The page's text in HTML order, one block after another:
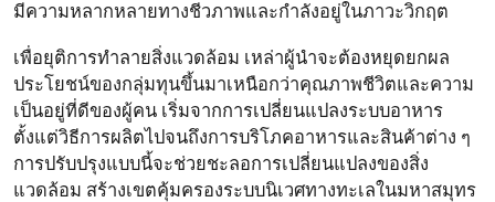
มีความหลากหลายทางชีวภาพและกำลังอยู่ในภาวะวิกฤต
เพื่อยุติการทำลายสิ่งแวดล้อม เหล่าผู้นำจะต้องหยุดยกผล
ประโยชน์ของกลุ่มทุนขึ้นมาเหนือกว่าคุณภาพชีวิตและความ
เป็นอยู่ที่ดีของผู้คน เริ่มจากการเปลี่ยนแปลงระบบอาหาร
ตั้งแต่วิธีการผลิตไปจนถึงการบริโภคอาหารและสินค้าต่าง ๆ
การปรับปรุงแบบนี้จะช่วยชะลอการเปลี่ยนแปลงของสิ่ง
แวดล้อม สร้างเขตคุ้มครองระบบนิเวศทางทะเลในมหาสมุทร